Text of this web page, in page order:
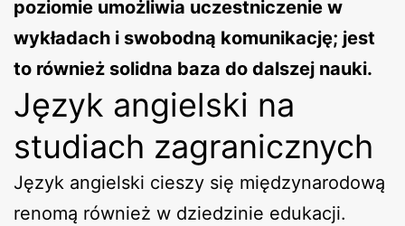
poziomie umożliwia uczestniczenie w
wykładach i swobodną komunikację; jest
to również solidna baza do dalszej nauki.
Język angielski na
studiach zagranicznych
Język angielski cieszy się międzynarodową
renomą również w dziedzinie edukacji.